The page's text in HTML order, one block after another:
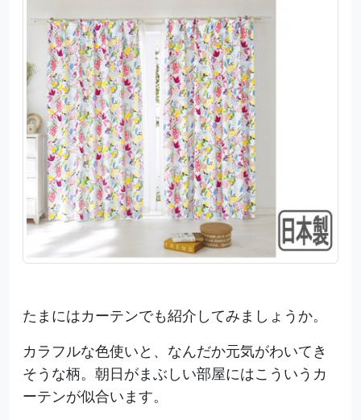
たまにはカーテンでも紹介してみましょうか。
カラフルな色使いと、なんだか元気がわいてき
そうな柄。朝日がまぶしい部屋にはこういうカ
ーテンが似合います。